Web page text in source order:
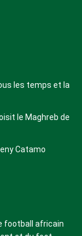
les temps et la
le Maghreb de
Catamo
football africain